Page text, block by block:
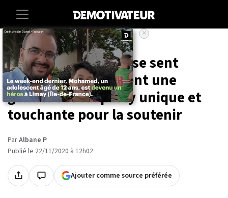
Accueil Societe Insolite
Leur fille de 17 ans se sent
garçon, ils organisent une
gender reveal party unique et
touchante pour la soutenir
ParAlbane P
Publié le 22/11/2020 à 12h02
Ajouter comme source préférée
×